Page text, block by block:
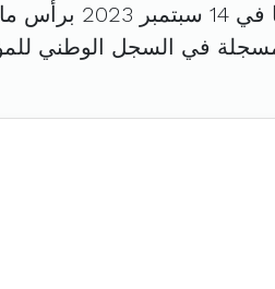
مال قدره
في السجل الوطني